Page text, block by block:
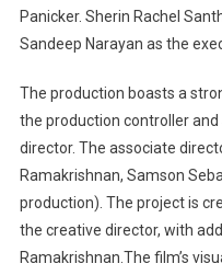
Panicker. Sherin Rachel
Sandeep Narayan as the
The production boasts a
the production controller
director. The associate
Ramakrishnan, Samson
production). The project is
the creative director, with
Ramakrishnan.The film’s